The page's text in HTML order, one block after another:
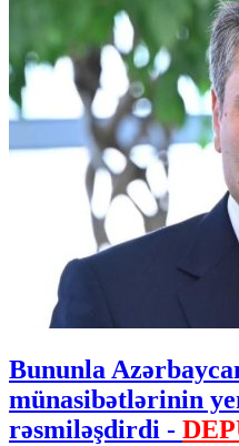
Bununla
münasibətlərinin
rəsmiləşdirdi -